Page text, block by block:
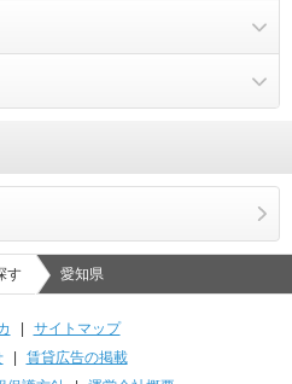
す 愛知県
サイトマップ
| 賃貸広告の掲載